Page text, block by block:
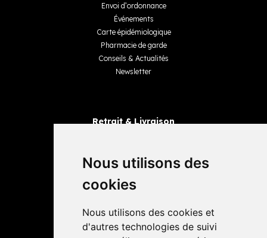
Nous utilisons des
cookies
Nous utilisons des cookies et
d'autres technologies de suivi
Envoi d’ordonnance
Événements
Carte épidémiologique
Pharmacie de garde
Conseils & Actualités
Newsletter
Retrait & Livraison
Livraisons
4,4 / 5 65 avis